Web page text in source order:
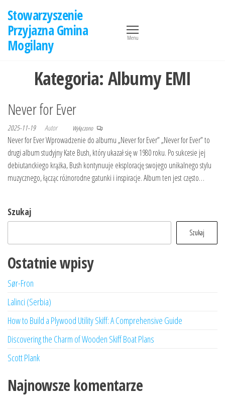
treści
Stowarzyszenie
Przyjazna Gmina
Mogilany
Menu
Kategoria: Albumy EMI
Never for Ever
2025-11-19 Autor Wyłączono
Never for Ever Wprowadzenie do albumu „Never for Ever” „Never for Ever” to
drugi album studyjny Kate Bush, który ukazał się w 1980 roku. Po sukcesie jej
debiutanckiego krążka, Bush kontynuuje eksplorację swojego unikalnego stylu
muzycznego, łącząc różnorodne gatunki i inspiracje. Album ten jest często…
Szukaj
Szukaj
Ostatnie wpisy
Sør-Fron
Lalinci (Serbia)
How to Build a Plywood Utility Skiff: A Comprehensive Guide
Discovering the Charm of Wooden Skiff Boat Plans
Scott Plank
Najnowsze komentarze